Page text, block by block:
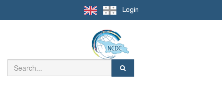
Login